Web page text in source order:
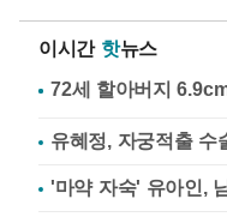
이시간 핫뉴스
유혜정, 자궁적출
'마약 자숙' 유아인,